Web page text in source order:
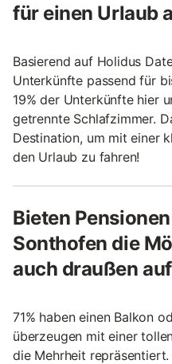
für einen Urlaub
Basierend auf Holidus
Unterkünfte passend für
19% der Unterkünfte hier
getrennte Schlafzimmer.
Destination, um mit einer
den Urlaub zu fahren!
Bieten
Sonthofen die
auch draußen
71% haben einen Balkon
überzeugen mit einer
die Mehrheit